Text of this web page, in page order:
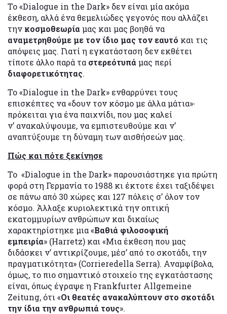
Το «Dialogue in the Dark» δεν είναι μία ακόμα
έκθεση, αλλά ένα θεμελιώδες γεγονός που αλλάζει
την κοσμοθεωρία μας και μας βοηθά να
αναμετρηθούμε με τον ίδιο μας τον εαυτό και τις
απόψεις μας. Γιατί η εγκατάσταση δεν εκθέτει
τίποτε άλλο παρά τα στερεότυπά μας περί
διαφορετικότητας.
Το «Dialogue in the Dark» ενθαρρύνει τους
επισκέπτες να «δουν τον κόσμο με άλλα μάτια»∙
πρόκειται για ένα παιχνίδι, που μας καλεί
ν’ ανακαλύψουμε, να εμπιστευθούμε και ν’
αναπτύξουμε τη δύναμη των αισθήσεών μας.
Πώς και πότε ξεκίνησε
Το «Dialogue in the Dark» παρουσιάστηκε για πρώτη
φορά στη Γερμανία το 1988 κι έκτοτε έχει ταξιδέψει
σε πάνω από 30 χώρες και 127 πόλεις σ’ όλον τον
κόσμο. Άλλαξε κυριολεκτικά την οπτική
εκατομμυρίων ανθρώπων και δικαίως
χαρακτηρίστηκε μια «Βαθιά φιλοσοφική
εμπειρία» (Harretz) και «Μια έκθεση που μας
διδάσκει ν’ αντικρίζουμε, μέσ’ από το σκοτάδι, την
πραγματικότητα» (Corrieredella Serra). Αναμφίβολα,
όμως, το πιο σημαντικό στοιχείο της εγκατάστασης
είναι, όπως έγραψε η Frankfurter Allgemeine
Zeitung, ότι «Οι θεατές ανακαλύπτουν στο σκοτάδι
την ίδια την ανθρωπιά τους».